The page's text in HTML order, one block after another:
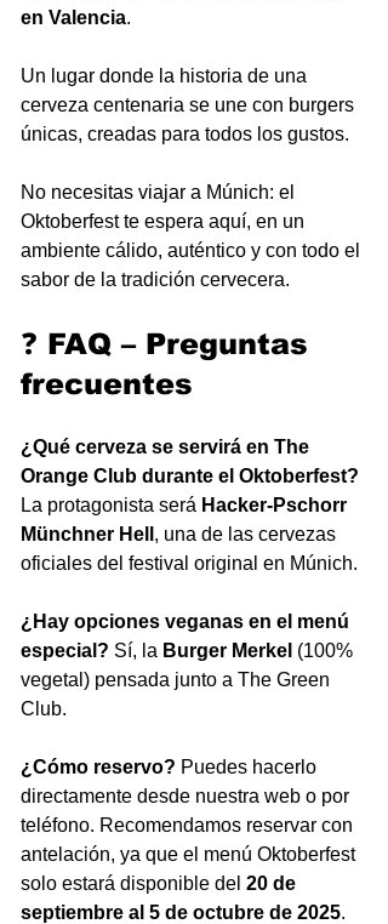
en Valencia.
Un lugar donde la historia de una
cerveza centenaria se une con burgers
únicas, creadas para todos los gustos.
No necesitas viajar a Múnich: el
Oktoberfest te espera aquí, en un
ambiente cálido, auténtico y con todo el
sabor de la tradición cervecera.
❓ FAQ – Preguntas
frecuentes
¿Qué cerveza se servirá en The
Orange Club durante el Oktoberfest?
La protagonista será Hacker-Pschorr
Münchner Hell , una de las cervezas
oficiales del festival original en Múnich.
¿Hay opciones veganas en el menú
especial? Sí, la Burger Merkel (100%
vegetal) pensada junto a The Green
Club.
¿Cómo reservo? Puedes hacerlo
directamente desde nuestra web o por
teléfono. Recomendamos reservar con
antelación, ya que el menú Oktoberfest
solo estará disponible del 20 de
septiembre al 5 de octubre de 2025.